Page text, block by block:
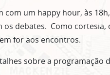
com um happy hour, às
os debates. Como
for aos encontros.
sobre a programação
ASSINE
NEWSLETTER!